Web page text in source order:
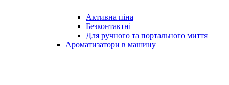
Активна піна
Безконтактні
Для ручного та портального миття
Ароматизатори в машину